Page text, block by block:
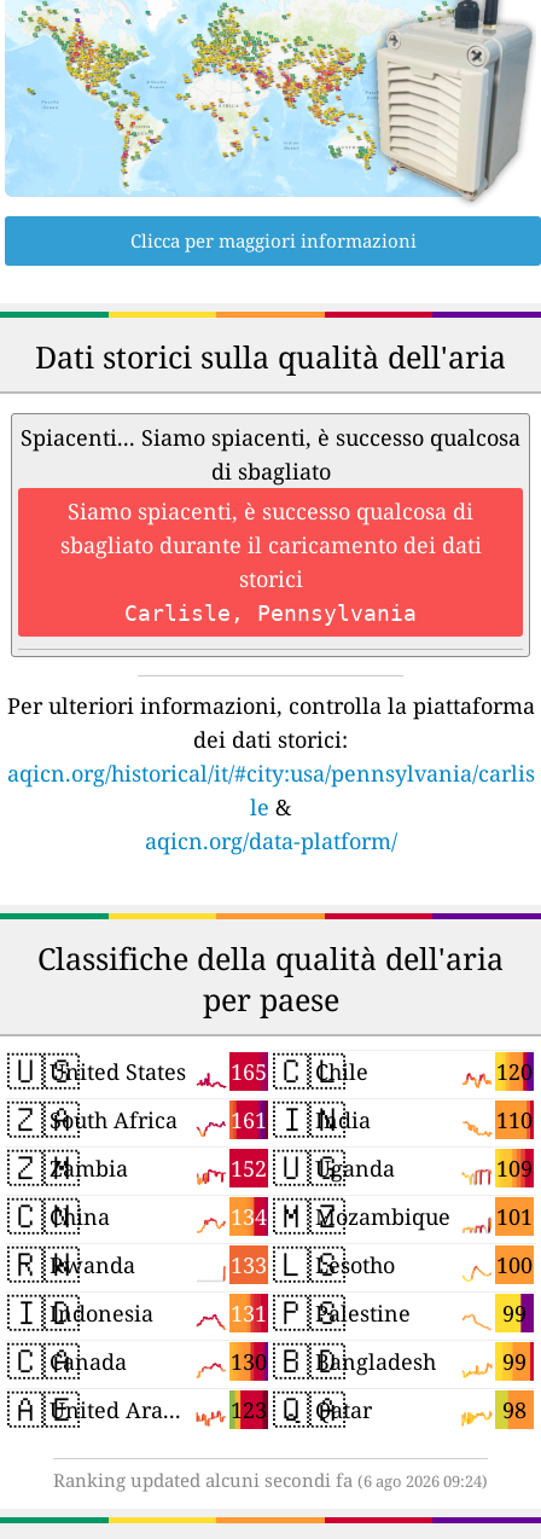
Clicca per maggiori informazioni
Dati storici sulla qualità dell'aria
Spiacenti... Siamo spiacenti, è successo qualcosa
di sbagliato
Siamo spiacenti, è successo qualcosa di
sbagliato durante il caricamento dei dati
storici
Carlisle, Pennsylvania
Per ulteriori informazioni, controlla la piattaforma
dei dati storici:
aqicn.org/historical/it/#city:usa/pennsylvania/carlis
le &
aqicn.org/data-platform/
Classifiche della qualità dell'aria
per paese
🇺🇸 165
United States
🇿🇦 161
South Africa
🇿🇲 152
Zambia
🇨🇳 134
China
🇷🇼 133
Rwanda
🇮🇩 131
Indonesia
🇨🇦 130
Canada
🇦🇪 123
United Arab Emirates
🇨🇱 120
Chile
🇮🇳 110
India
🇺🇬 109
Uganda
🇲🇿 101
Mozambique
🇱🇸 100
Lesotho
🇵🇸 99
Palestine
🇧🇩 99
Bangladesh
🇶🇦 98
Qatar
Ranking updated alcuni secondi fa (6 ago 2026 09:24)